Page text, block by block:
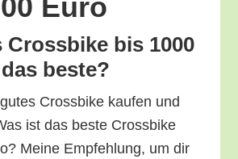
Euro
Cross­bike bis 1000
beste?
Cross­bike kau­fen und
ist das bes­te Cross­bike
Mei­ne Emp­feh­lung, um dir